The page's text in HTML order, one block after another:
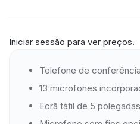
Iniciar sessão para ver preços.
Telefone de
13 microfones
Ecrã tátil de 5 polegadas